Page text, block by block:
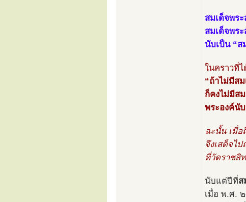
สมเด็จพร
สมเด็จพร
นับเป็น “ส
ในคราวที่
“ถ้าไม่มีส
ก็คงไม่มีส
พระองค์นั
ฉะนั้น เมื่อ
จึงเสด็จไ
ที่วัดราชสิ
นับแต่ปีที่ส
เมื่อ พ.ศ.